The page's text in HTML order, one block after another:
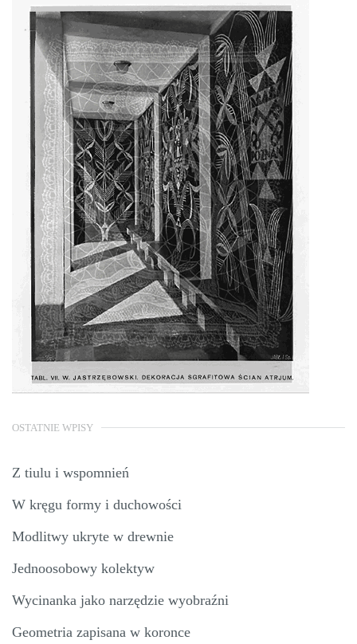
OSTATNIE WPISY
Z tiulu i wspomnień
W kręgu formy i duchowości
Modlitwy ukryte w drewnie
Jednoosobowy kolektyw
Wycinanka jako narzędzie wyobraźni
Geometria zapisana w koronce